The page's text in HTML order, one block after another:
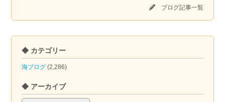
ブログ記事一覧
◆ カテゴリー
海ブログ (2,286)
◆ アーカイブ